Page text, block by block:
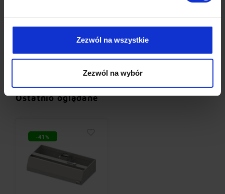
Zezwól na wszystkie
Zezwól na wybór
Umywalki bez baterii
(12)
Baterie elektroniczne
(19)
Ostatnio oglądane
-41%